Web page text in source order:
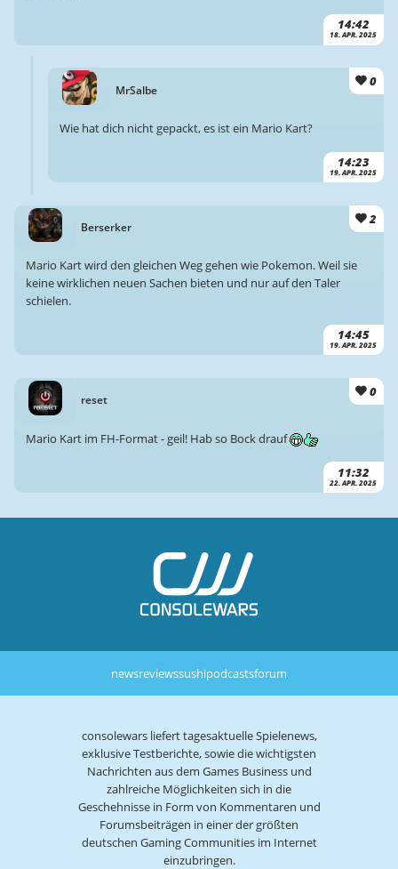
14:42
18. APR. 2025
MrSalbe
0
14:23
19. APR. 2025
Wie hat dich nicht gepackt, es ist ein Mario Kart?
Berserker
2
14:45
19. APR. 2025
Mario Kart wird den gleichen Weg gehen wie Pokemon. Weil sie
keine wirklichen neuen Sachen bieten und nur auf den Taler
schielen.
reset
0
11:32
22. APR. 2025
Mario Kart im FH-Format - geil! Hab so Bock drauf
newsreviewssushipodcastsforum
consolewars liefert tagesaktuelle Spielenews,
exklusive Testberichte, sowie die wichtigsten
Nachrichten aus dem Games Business und
zahlreiche Möglichkeiten sich in die
Geschehnisse in Form von Kommentaren und
Forumsbeiträgen in einer der größten
deutschen Gaming Communities im Internet
einzubringen.